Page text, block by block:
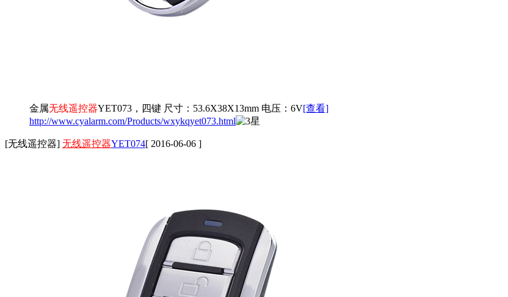
金属无线遥控器YET073，四键 尺寸：53.6X38X13mm 电压：6V[查看]
http://www.cyalarm.com/Products/wxykqyet073.html
[无线遥控器] 无线遥控器YET074[ 2016-06-06 ]